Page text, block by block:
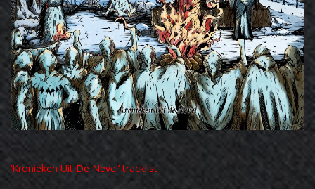
‘Kronieken Uit De Nevel’ tracklist